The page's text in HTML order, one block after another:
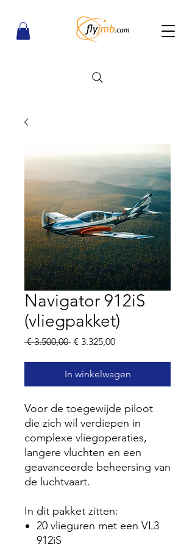
Navigator 912iS
(vliegpakket)
€ 3.500,00 Normale
€ 3.325,00Verkoopprijs
In winkelwagen
Voor de toegewijde piloot
die zich wil verdiepen in
complexe vliegoperaties,
langere vluchten en een
geavanceerde beheersing van
de luchtvaart.
In dit pakket zitten:
20 vlieguren met een VL3
912iS